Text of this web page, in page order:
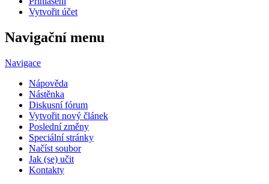
Vytvořit účet
Navigační menu
Navigace
Nápověda
Nástěnka
Diskusní fórum
Vytvořit nový článek
Poslední změny
Speciální stránky
Načíst soubor
Jak (se) učit
Kontakty